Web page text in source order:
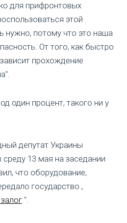
для прифронтовых
этой
нужно, потому что это наша
От того, как быстро
прохождение
один процент, такого ни у
депутат Украины
13 мая на заседании
что оборудование,
государство ,
".